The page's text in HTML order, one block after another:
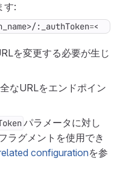
す:
:_authToken=
を変更する必要が生じ
なURLをエンドポイン
パラメータに対し
ラグメントを使用でき
configurationを参